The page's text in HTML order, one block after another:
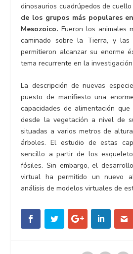
dinosaurios cuadrúpedos de
de los grupos más populares
Mesozoico. Fueron los animales
caminado sobre la Tierra, y las
permitieron alcanzar su enorme
tema recurrente en la
La descripción de nuevas
puesto de manifiesto una
capacidades de alimentación
desde la vegetación a nivel de
situadas a varios metros de
árboles. El estudio de estas
sencillo a partir de los
fósiles. Sin embargo, el
virtual ha permitido un nuevo
análisis de modelos virtuales de